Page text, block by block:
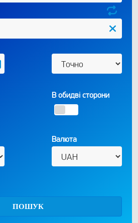
В обидві сторони
Валюта
ПОШУК